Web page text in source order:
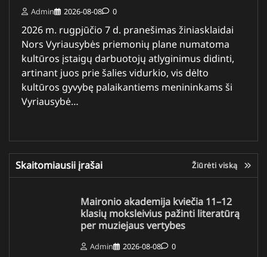
Admin 2026-08-08 0
2026 m. rugpjūčio 7 d. pranešimas žiniasklaidai
Nors Vyriausybės priemonių plane numatoma
kultūros įstaigų darbuotojų atlyginimus didinti,
artinant juos prie šalies vidurkio, vis dėlto
kultūros gyvybę palaikantiems menininkams ši
Vyriausybė…
Skaitomiausii įrašai Žiūrėti viską
Maironio akademija kviečia 11–12
klasių moksleivius pažinti literatūrą
per muziejaus vertybes
Admin 2026-08-08 0